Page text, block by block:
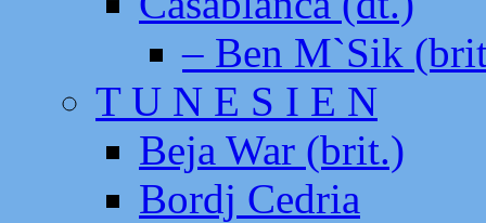
– Ben M`Sik
T U N E S I E N
Beja War (brit.)
Bordj Cedria